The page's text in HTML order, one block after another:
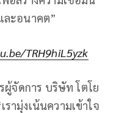
ะอนาคต”
TRH9hiL5yzk
ผู้จัดการ บริษัท โตโย
ามุ่งเน้นความเข้าใจ